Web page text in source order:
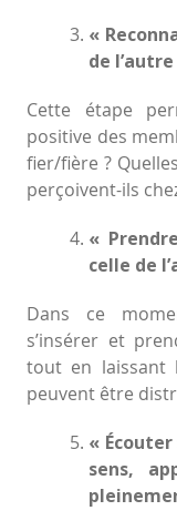
«
de l’autre
Cette étape
positive des
fier/fière ?
perçoivent-ils
«
celle de
Dans ce
s’insérer et
tout en laissant
peuvent être
«
sens,